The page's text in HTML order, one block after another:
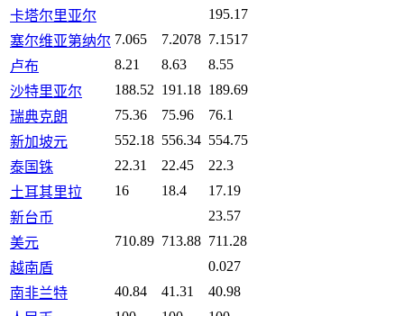
卡塔尔里亚尔
195.17
塞尔维亚第纳尔 7.065 7.2078 7.1517
卢布
8.21 8.63
8.55
沙特里亚尔
188.52 191.18 189.69
瑞典克朗
75.36 75.96
76.1
新加坡元
552.18 556.34 554.75
泰国铢
22.31 22.45
22.3
土耳其里拉
16 18.4
17.19
新台币
23.57
美元
710.89 713.88 711.28
越南盾
0.027
南非兰特
40.84 41.31
40.98